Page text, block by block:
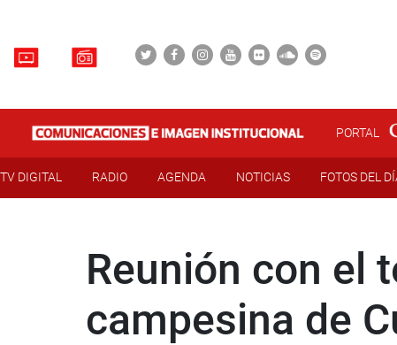
PORTAL
TV DIGITAL RADIO AGENDA NOTICIAS FOTOS DEL
Reunión con el
campesina de